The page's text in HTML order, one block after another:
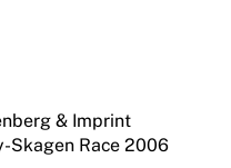
& Imprint
Skagen Race 2006